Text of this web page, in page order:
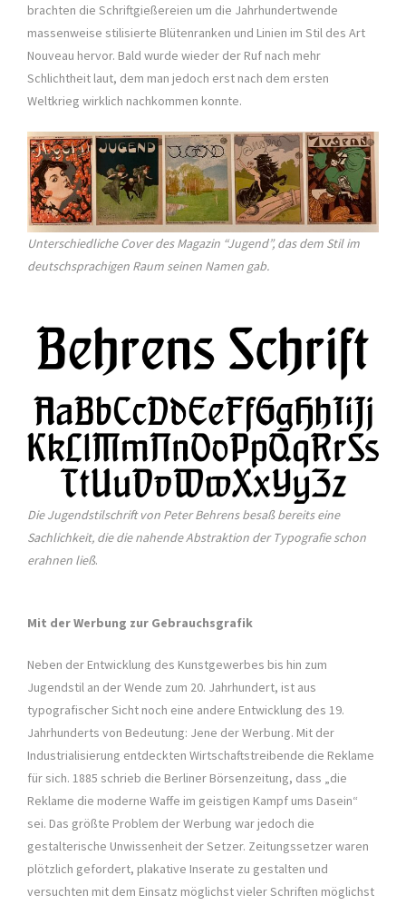
brachten die Schriftgießereien um die Jahrhundertwende
massenweise stilisierte Blütenranken und Linien im Stil des Art
Nouveau hervor. Bald wurde wieder der Ruf nach mehr
Schlichtheit laut, dem man jedoch erst nach dem ersten
Weltkrieg wirklich nachkommen konnte.
Unterschiedliche Cover des Magazin “Jugend”, das dem Stil im
deutschsprachigen Raum seinen Namen gab.
Die Jugendstilschrift von Peter Behrens besaß bereits eine
Sachlichkeit, die die nahende Abstraktion der Typografie schon
erahnen ließ.
Mit der Werbung zur Gebrauchsgrafik
Neben der Entwicklung des Kunstgewerbes bis hin zum
Jugendstil an der Wende zum 20. Jahrhundert, ist aus
typografischer Sicht noch eine andere Entwicklung des 19.
Jahrhunderts von Bedeutung: Jene der Werbung. Mit der
Industrialisierung entdeckten Wirtschaftstreibende die Reklame
für sich. 1885 schrieb die Berliner Börsenzeitung, dass „die
Reklame die moderne Waffe im geistigen Kampf ums Dasein“
sei. Das größte Problem der Werbung war jedoch die
gestalterische Unwissenheit der Setzer. Zeitungssetzer waren
plötzlich gefordert, plakative Inserate zu gestalten und
versuchten mit dem Einsatz möglichst vieler Schriften möglichst